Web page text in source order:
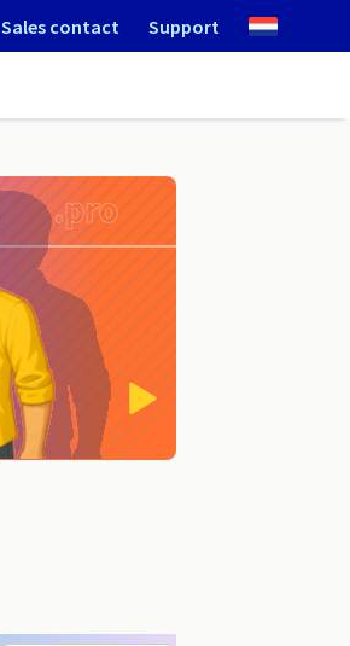
Sales contact Support